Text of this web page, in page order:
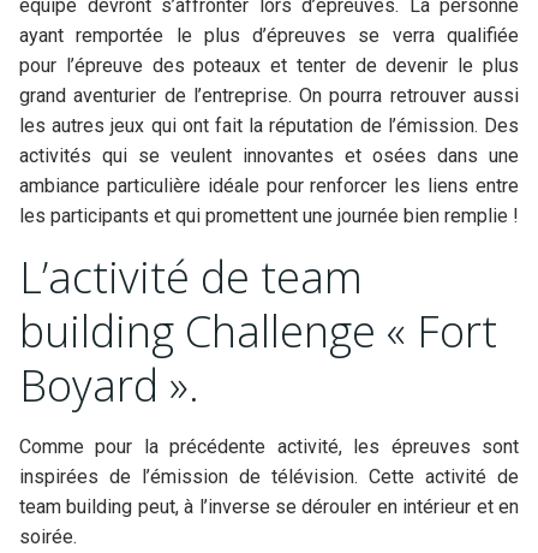
équipe devront s’affronter lors d’épreuves. La personne
ayant remportée le plus d’épreuves se verra qualifiée
pour l’épreuve des poteaux et tenter de devenir le plus
grand aventurier de l’entreprise. On pourra retrouver aussi
les autres jeux qui ont fait la réputation de l’émission. Des
activités qui se veulent innovantes et osées dans une
ambiance particulière idéale pour renforcer les liens entre
les participants et qui promettent une journée bien remplie !
L’activité de team
building Challenge « Fort
Boyard ».
Comme pour la précédente activité, les épreuves sont
inspirées de l’émission de télévision. Cette activité de
team building peut, à l’inverse se dérouler en intérieur et en
soirée.